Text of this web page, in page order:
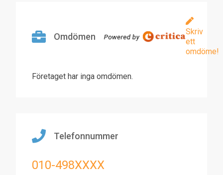
Omdömen
Skriv
ett
omdöme!
Företaget har inga omdömen.
Telefonnummer
010-498XXXX